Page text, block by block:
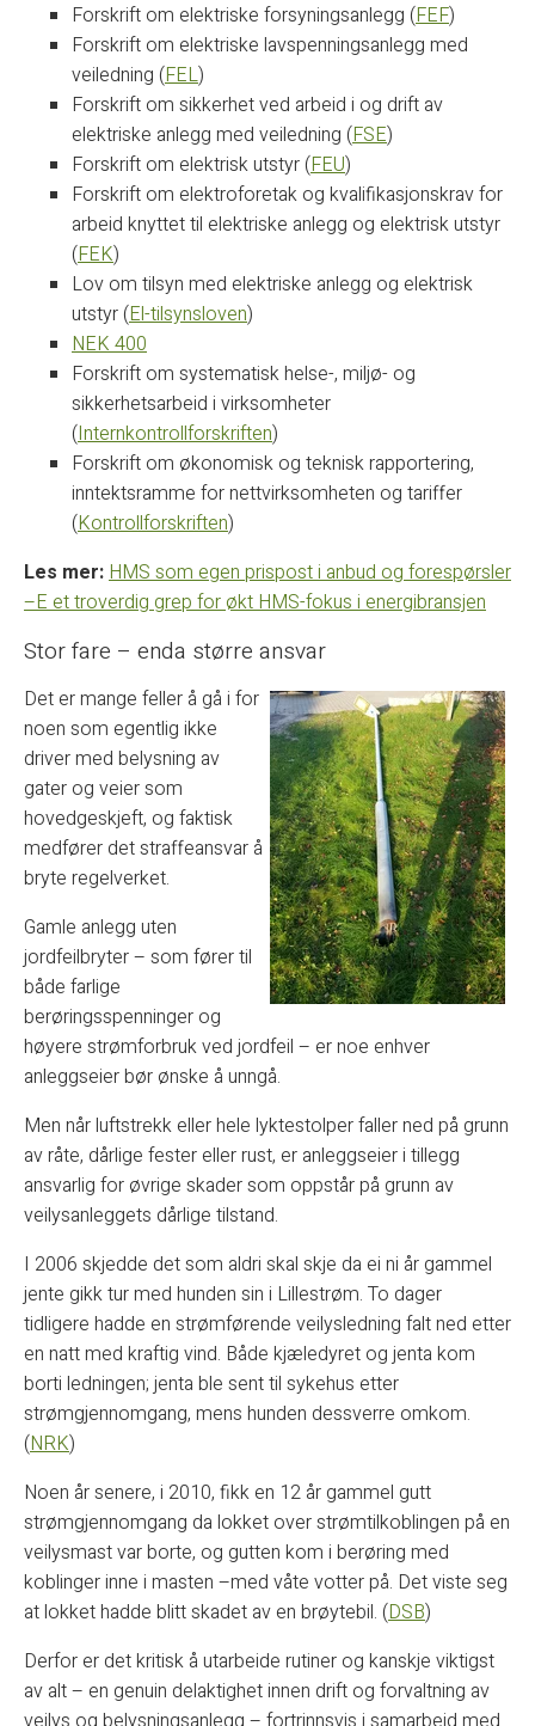
Forskrift om elektriske forsyningsanlegg (FEF)
Forskrift om elektriske lavspenningsanlegg med
veiledning (FEL)
Forskrift om sikkerhet ved arbeid i og drift av
elektriske anlegg med veiledning (FSE)
Forskrift om elektrisk utstyr (FEU)
Forskrift om elektroforetak og kvalifikasjonskrav for
arbeid knyttet til elektriske anlegg og elektrisk utstyr
(FEK)
Lov om tilsyn med elektriske anlegg og elektrisk
utstyr (El-tilsynsloven)
NEK 400
Forskrift om systematisk helse-, miljø- og
sikkerhetsarbeid i virksomheter
(Internkontrollforskriften)
Forskrift om økonomisk og teknisk rapportering,
inntektsramme for nettvirksomheten og tariffer
(Kontrollforskriften)
Les mer:HMS som egen prispost i anbud og forespørsler
–E et troverdig grep for økt HMS-fokus i energibransjen
Stor fare – enda større ansvar
Det er mange feller å gå i for
noen som egentlig ikke
driver med belysning av
gater og veier som
hovedgeskjeft, og faktisk
medfører det straffeansvar å
bryte regelverket.
Gamle anlegg uten
jordfeilbryter – som fører til
både farlige
berøringsspenninger og
høyere strømforbruk ved jordfeil – er noe enhver
anleggseier bør ønske å unngå.
Men når luftstrekk eller hele lyktestolper faller ned på grunn
av råte, dårlige fester eller rust, er anleggseier i tillegg
ansvarlig for øvrige skader som oppstår på grunn av
veilysanleggets dårlige tilstand.
I 2006 skjedde det som aldri skal skje da ei ni år gammel
jente gikk tur med hunden sin i Lillestrøm. To dager
tidligere hadde en strømførende veilysledning falt ned etter
en natt med kraftig vind. Både kjæledyret og jenta kom
borti ledningen; jenta ble sent til sykehus etter
strømgjennomgang, mens hunden dessverre omkom.
(NRK)
Noen år senere, i 2010, fikk en 12 år gammel gutt
strømgjennomgang da lokket over strømtilkoblingen på en
veilysmast var borte, og gutten kom i berøring med
koblinger inne i masten –med våte votter på. Det viste seg
at lokket hadde blitt skadet av en brøytebil. (DSB)
Derfor er det kritisk å utarbeide rutiner og kanskje viktigst
av alt – en genuin delaktighet innen drift og forvaltning av